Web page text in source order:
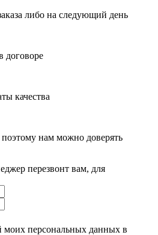
либо на следующий день
договоре
качества
нам можно доверять
перезвонт вам, для
моих персональных данных в